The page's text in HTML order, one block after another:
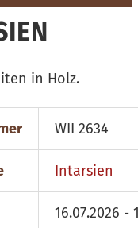
in Holz.
WII 2634
Intarsien
16.07.2026 -